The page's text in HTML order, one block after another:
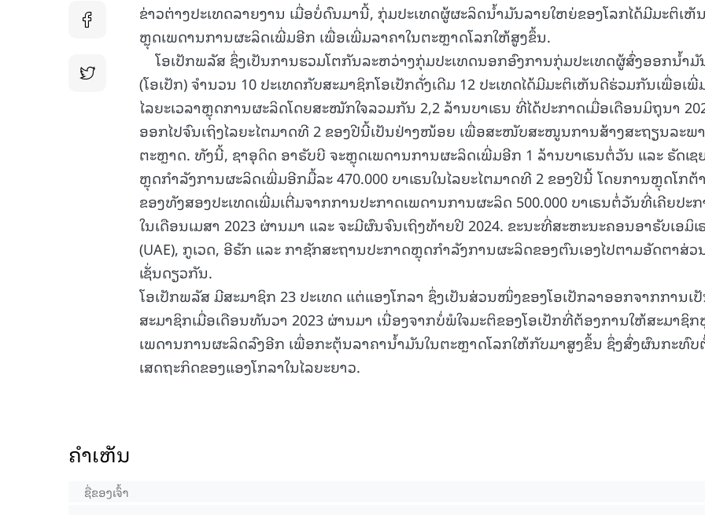
ຂ່າວຕ່າງປະເທດລາຍງານ ເມື່ອບໍ່ດົນມານີ້, ກຸ່ມປະເທດຜູ້ຜະລິດນໍ້າມັນລາຍໃຫຍ່ຂອງໂລກໄດ້ມີມະຕິເຫັ
ຫຼຸດເພດານການຜະລິດເພີ່ມອີກ ເພື່ອເພີ່ມລາຄາໃນຕະຫຼາດໂລກໃຫ້ສູງຂຶ້ນ.
ໂອເປັກພລັສ ຊຶ່ງເປັນການຮວມໂຕກັນລະຫວ່າງກຸ່ມປະເທດນອກອົງການກຸ່ມປະເທດຜູ້ສົ່ງອອກນ້ຳມັ
(ໂອເປັກ) ຈຳນວນ 10 ປະເທດກັບສະມາຊິກໂອເປັກດັ່ງເດີມ 12 ປະເທດໄດ້ມີມະຕິເຫັນດີຮ່ວມກັນເພື່ອເພີ່
ໄລຍະເວລາຫຼຸດການຜະລິດໂດຍສະໝັກໃຈລວມກັນ 2,2 ລ້ານບາເຣນ ທີ່ໄດ້ປະກາດເມື່ອເດືອນມິຖຸນາ
ອອກໄປຈົນເຖິງໄລຍະໄຕມາດທີ 2 ຂອງປີນີ້ເປັນຢ່າງໜ້ອຍ ເພື່ອສະໜັບສະໜູນການສ້າງສະຖຽນລະພ
ຕະຫຼາດ. ທັງນີ້, ຊາອຸດິດ ອາຣັບບີ ຈະຫຼຸດເພດານການຜະລິດເພີ່ມອີກ 1 ລ້ານບາເຣນຕໍ່ວັນ ແລະ ຣັດເຊ
ຫຼຸດກຳລັງການຜະລິດເພີ່ມອີກມື້ລະ 470.000 ບາເຣນໃນໄລຍະໄຕມາດທີ 2 ຂອງປີນີ້ ໂດຍການຫຼຸດໂກຕ້າ
ຂອງທັງສອງປະເທດເພີ່ມເຕີ່ມຈາກການປະກາດເພດານການຜະລິດ 500.000 ບາເຣນຕໍ່ວັນທີ່ເຄີຍປະ
ໃນເດືອນເມສາ 2023 ຜ່ານມາ ແລະ ຈະມີຜົນຈົນເຖິງທ້າຍປີ 2024. ຂະນະທີ່ສະຫະນະຄອນອາຣັບເອມິເ
(UAE), ກູເວດ, ອີຣັກ ແລະ ກາຊັກສະຖານປະກາດຫຼຸດກຳລັງການຜະລິດຂອງຕົນເອງໄປຕາມອັດຕາສ່ວ
ເຊັ່ນດຽວກັນ.
ໂອເປັກພລັສ ມີສະມາຊິກ 23 ປະເທດ ແຕ່ແອງໂກລາ ຊຶ່ງເປັນສ່ວນໜຶ່ງຂອງໂອເປັກລາອອກຈາກການເ
ສະມາຊິກເມື່ອເດືອນທັນວາ 2023 ຜ່ານມາ ເນື່ອງຈາກບໍ່ພໍໃຈມະຕິຂອງໂອເປັກທີ່ຕ້ອງການໃຫ້ສະມາຊິ
ເພດານການຜະລິດລົງອີກ ເພື່ອກະຕຸ້ນລາຄານ້ຳມັນໃນຕະຫຼາດໂລກໃຫ້ກັບມາສູງຂຶ້ນ ຊຶ່ງສົ່ງຜົນກະທົບ
ເສດຖະກິດຂອງແອງໂກລາໃນໄລຍະຍາວ.
ຄໍາເຫັນ
15.039(06-08-